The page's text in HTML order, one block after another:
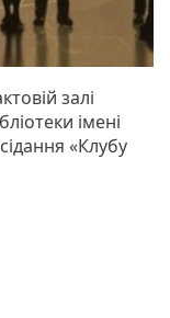
залі
імені
«Клубу